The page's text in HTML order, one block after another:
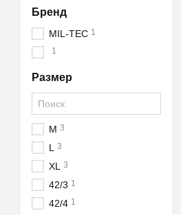
Бренд
MIL-TEC 1
1
Размер
M 3
L 3
XL 3
42/3 1
42/4 1